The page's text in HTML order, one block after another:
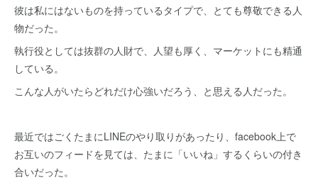
彼は私にはないものを持っているタイプで、とても尊敬できる人
物だった。
執行役としては抜群の人財で、人望も厚く、マーケットにも精通
している。
こんな人がいたらどれだけ心強いだろう、と思える人だった。
最近ではごくたまにLINEのやり取りがあったり、facebook上で
お互いのフィードを見ては、たまに「いいね」するくらいの付き
合いだった。